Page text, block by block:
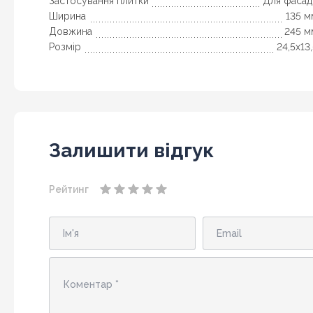
Ширина
135
Довжина
245
Розмір
Залишити відгук
Рейтинг